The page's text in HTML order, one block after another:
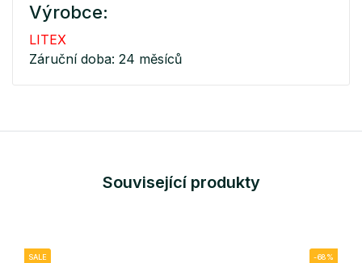
Výrobce:
LITEX
Záruční doba: 24 měsíců
Související produkty
SALE -68%